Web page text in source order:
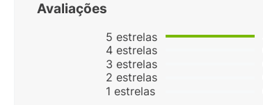
Avaliações
5 estrelas
4estrelas
3 estrelas
2 estrelas
1 estrelas